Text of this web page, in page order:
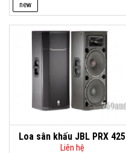
new
Loa sân khấu JBL PRX 425
Liên hệ